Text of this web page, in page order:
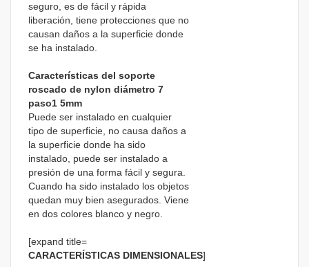
seguro, es de fácil y rápida
liberación, tiene protecciones que no
causan daños a la superficie donde
se ha instalado.
Características del soporte
roscado de nylon diámetro 7
paso1 5mm
Puede ser instalado en cualquier
tipo de superficie, no causa daños a
la superficie donde ha sido
instalado, puede ser instalado a
presión de una forma fácil y segura.
Cuando ha sido instalado los objetos
quedan muy bien asegurados. Viene
en dos colores blanco y negro.
[expand title=
CARACTERÍSTICAS DIMENSIONALES]